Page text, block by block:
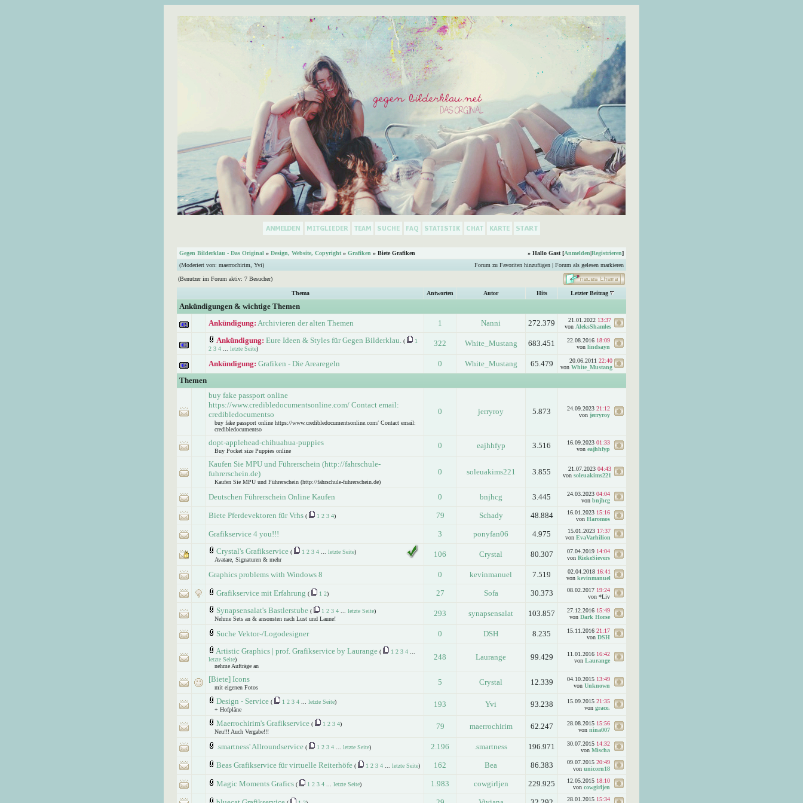
Gegen Bilderklau - Das Original » Design, Website, Copyright » Grafiken » Biete Grafiken » Hallo Gast [Anmelden|Registrieren]
(Moderiert von: maerrochirim Yvi) Forum zu Favoriten hinzufügen | Forum als gelesen markieren
(Benutzer im Forum aktiv: 7 Besucher)
Thema Antworten Autor Hits Letzter Beitrag
Ankündigungen & wichtige Themen
Ankündigung: Archivieren der alten Themen 1 Nanni 272.379 21.01.2022 13:37
von AleksShamles
Ankündigung: Eure Ideen & Styles für Gegen Bilderklau. (
1
2 3 4 letzte Seite)
322 White_Mustang 683.451 22.08.2016 18:09
von lindsayn
Ankündigung: Grafiken - Die Arearegeln 0 White_Mustang 65.479 20.06.2011 22:40
von White_Mustang
Themen
buy fake passport online
https://www.credibledocumentsonline.com/ Contact email:
credibledocumentso
buy fake passport online https://www.credibledocumentsonline.com/ Contact email:
credibledocumentso
0 jerryroy 5.873 24.09.2023 21:12
von jerryroy
dopt-applehead-chihuahua-puppies
Buy Pocket size Puppies online
0 eajhhfyp 3.516 16.09.2023 01:33
von eajhhfyp
Kaufen Sie MPU und Führerschein (http://fahrschule-
fuhrerschein.de)
Kaufen Sie MPU und Führerschein (http://fahrschule-fuhrerschein.de)
0 soleuakims221 3.855 21.07.2023 04:43
von soleuakims221
Deutschen Führerschein Online Kaufen 0 bnjhcg 3.445 24.03.2023 04:04
von bnjhcg
Biete Pferdevektoren für Vrhs ( 1 2 3 4) 79 Schady 48.884 16.01.2023 15:16
von Haromos
Grafikservice 4 you!!! 3 ponyfan06 4.975 15.01.2023 17:37
von EvaVarhilion
Crystal's Grafikservice ( 1 2 3 4 letzte Seite)
Avatare, Signaturen & mehr
106 Crystal 80.307 07.04.2019 14:04
von RiekeSievers
Graphics problems with Windows 8 0 kevinmanuel 7.519 02.04.2018 16:41
von kevinmanuel
Grafikservice mit Erfahrung ( 1 2) 27 Sofa 30.373 08.02.2017 19:24
von *Liv
Synapsensalat's Bastlerstube ( 1 2 3 4 letzte Seite)
Nehme Sets an & ansonsten nach Lust und Laune!
293 synapsensalat 103.857 27.12.2016 15:49
von Dark Horse
Suche Vektor-/Logodesigner 0 DSH 8.235 15.11.2016 21:17
von DSH
Artistic Graphics | prof. Grafikservice by Laurange ( 1 2 3 4
letzte Seite)
nehme Aufträge an
248 Laurange 99.429 11.01.2016 16:42
von Laurange
[Biete] Icons
mit eigenen Fotos
5 Crystal 12.339 04.10.2015 13:49
von Unknown
Design - Service ( 1 2 3 4 letzte Seite)
+ Hofpläne
193 Yvi 93.238 15.09.2015 21:35
von grace.
Maerrochirim's Grafikservice ( 1 2 3 4)
Neu!!! Auch Vergabe!!!
79 maerrochirim 62.247 28.08.2015 15:56
von nina007
.smartness' Allroundservice ( 1 2 3 4 letzte Seite) 2.196 .smartness 196.971 30.07.2015 14:32
von Mischa
Beas Grafikservice für virtuelle Reiterhöfe ( 1 2 3 4 letzte Seite) 162 Bea 86.383 09.07.2015 20:49
von unicorn18
Magic Moments Grafics ( 1 2 3 4 letzte Seite) 1.983 cowgirljen 229.925 12.05.2015 18:10
von cowgirljen
28.01.2015 15:34